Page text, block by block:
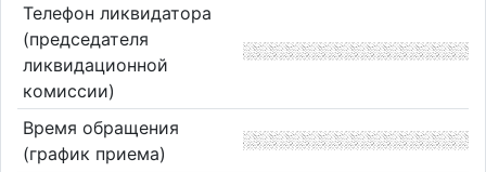
Телефон ликвидатора
(председателя
ликвидационной
комиссии)
Время обращения
(график приема)